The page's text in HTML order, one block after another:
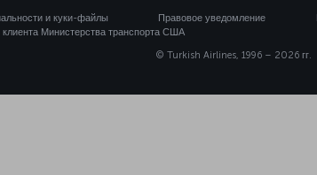
и куки-файлы Правовое уведомление
Министерства транспорта США
© Turkish Airlines, 1996 – 2026 гг.